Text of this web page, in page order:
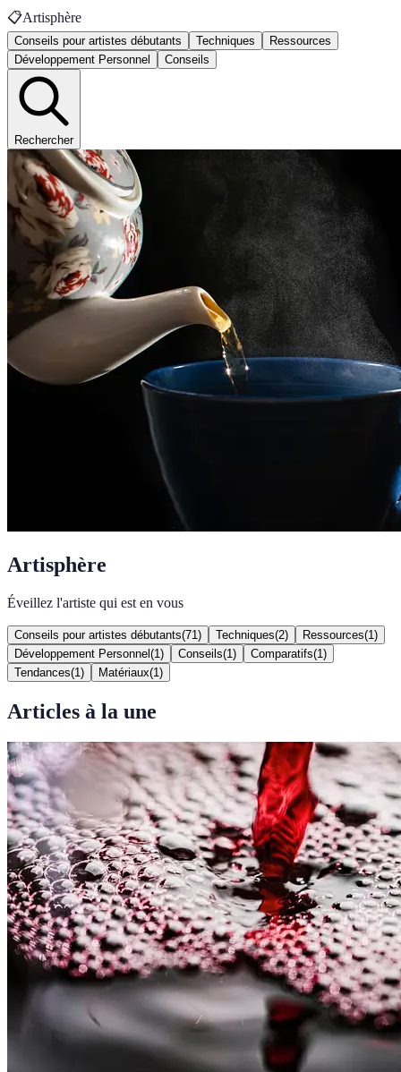
📋Artisphère
Conseils pour artistes débutants Techniques
Ressources
Développement Personnel
Conseils
Rechercher
Artisphère
Éveillez l'artiste qui est en vous
Conseils pour artistes débutants(71 ) Techniques(2) Ressources(1 )
Développement Personnel (1 ) Conseils(1 ) Comparatifs(1 )
Tendances(1 ) Matériaux(1 )
Articles à la une